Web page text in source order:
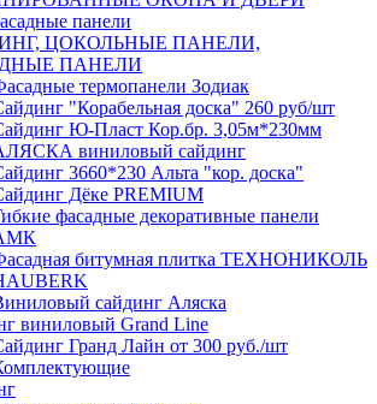
панели
ЦОКОЛЬНЫЕ ПАНЕЛИ,
ПАНЕЛИ
термопанели Зодиак
"Корабельная доска" 260 руб/шт
Ю-Пласт Кор.бр. 3,05м*230мм
виниловый сайдинг
3660*230 Альта "кор. доска"
Дёке PREMIUM
фасадные декоративные панели
битумная плитка ТЕХНОНИКОЛЬ
сайдинг Аляска
виниловый Grand Line
Гранд Лайн от 300 руб./шт